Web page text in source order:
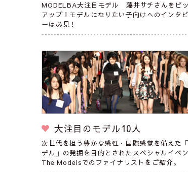
MODELBA大注目モデル 藤井サチさんをピ
アップ！モデルになりたい子向けへのインタ
ーは必見！
大注目のモデル10人
次世代を担う豊かな感性・国際感覚を備えた
デル」の発掘を目的とされたスペシャルイベ
The Modelsでのファイナリストをご紹介。